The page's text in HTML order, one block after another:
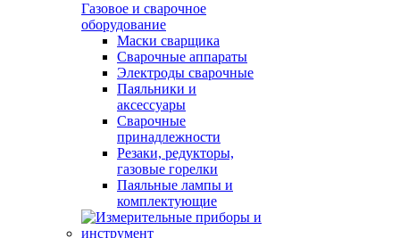
Газовое и сварочное
оборудование
Маски сварщика
Сварочные аппараты
Электроды сварочные
Паяльники и
аксессуары
Сварочные
принадлежности
Резаки, редукторы,
газовые горелки
Паяльные лампы и
комплектующие